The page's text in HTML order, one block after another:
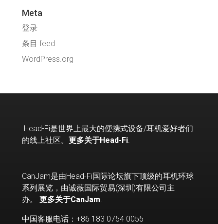
Meta
登录
条目 feed
WordPress.org
Head-Fi是世界上最大的便携式设备/耳机爱好者们
的线上社区。 更多关于Head-Fi.
CanJam是由Head-Fi国际论坛旗下顶级的耳机环球
系列展览，由诚薇国际贸易(深圳)有限公司主
办。 更多关于CanJam.
中国客服电话：+86 183 0754 0055